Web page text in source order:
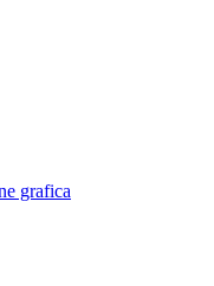
grafica